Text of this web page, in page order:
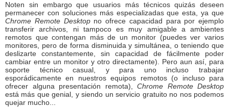
Noten sin embargo que usuarios más técnicos quizás deseen
permanecer con soluciones más especializadas que esta, ya que
Chrome Remote Desktopno ofrece capacidad para por ejemplo
transferir archivos, ni tampoco es muy amigable a ambientes
remotos que contengan más de un monitor (puedes ver varios
monitores, pero de forma disminuida y simultánea, o teniendo que
deslizarte constantemente, sin capacidad de fácilmente poder
cambiar entre un monitor y otro directamente). Pero aun así, para
soporte técnico casual, y para uno incluso trabajar
esporádicamente en nuestros equipos remotos (o incluso para
ofrecer alguna presentación remota), Chrome Remote Desktop
está más que genial, y siendo un servicio gratuito no nos podemos
quejar mucho...